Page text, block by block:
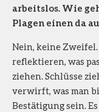
arbeitslos. Wie
Plagen einen da
Nein, keine Zweifel.
reflektieren, was
ziehen. Schlüsse
verwirft, was man
Bestätigung sein.